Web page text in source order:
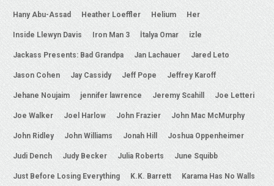
Hany Abu-Assad Heather Loeffler Helium Her
Inside Llewyn Davis Iron Man 3 İtalya Omar izle
Jackass Presents: Bad Grandpa Jan Lachauer Jared Leto
Jason Cohen Jay Cassidy Jeff Pope Jeffrey Karoff
Jehane Noujaim jennifer lawrence Jeremy Scahill Joe Letteri
Joe Walker Joel Harlow John Frazier John Mac McMurphy
John Ridley John Williams Jonah Hill Joshua Oppenheimer
Judi Dench Judy Becker Julia Roberts June Squibb
Just Before Losing Everything K.K. Barrett Karama Has No Walls